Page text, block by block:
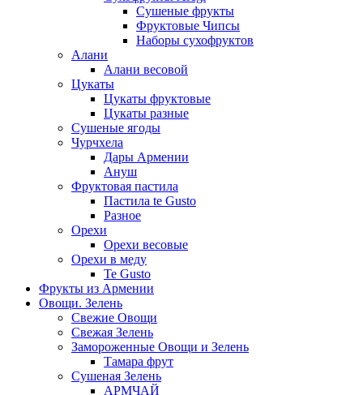
Сушеные фрукты
Фруктовые Чипсы
Наборы сухофруктов
Алани
Алани весовой
Цукаты
Цукаты фруктовые
Цукаты разные
Сушеные ягоды
Чурчхела
Дары Армении
Ануш
Фруктовая пастила
Пастила te Gusto
Разное
Орехи
Орехи весовые
Орехи в меду
Te Gusto
Фрукты из Армении
Овощи. Зелень
Свежие Овощи
Свежая Зелень
Замороженные Овощи и Зелень
Тамара фрут
Сушеная Зелень
АРМЧАЙ